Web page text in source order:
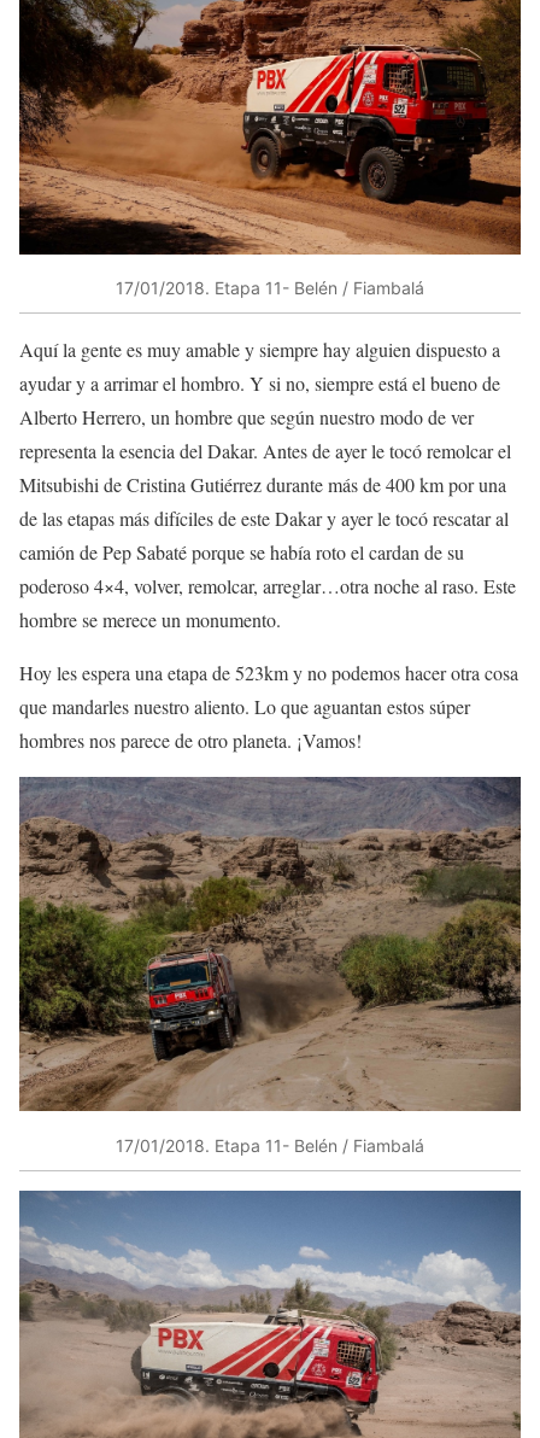
17/01/2018​. Etapa 11​- Belén / Fiambalá
Aquí la gente es muy amable y siempre hay alguien dispuesto a
ayudar y a arrimar el hombro. Y si no, siempre está el bueno de
Alberto Herrero, un hombre que según nuestro modo de ver
representa la esencia del Dakar. Antes de ayer le tocó remolcar el
Mitsubishi de Cristina Gutiérrez durante más de 400 km por una
de las etapas más difíciles de este Dakar y ayer le tocó rescatar al
camión de Pep Sabaté porque se había roto el cardan de su
poderoso 4×4, volver, remolcar, arreglar…otra noche al raso. Este
hombre se merece un monumento.
Hoy les espera una etapa de 523km y no podemos hacer otra cosa
que mandarles nuestro aliento. Lo que aguantan estos súper
hombres nos parece de otro planeta. ¡Vamos!
17/01/2018​. Etapa 11​- Belén / Fiambalá